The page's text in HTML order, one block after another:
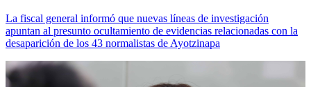
La fiscal general informó que nuevas líneas de investigación
apuntan al presunto ocultamiento de evidencias relacionadas con la
desaparición de los 43 normalistas de Ayotzinapa